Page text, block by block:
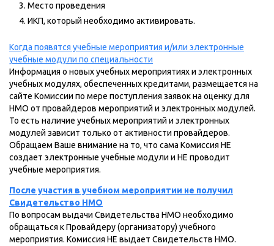
Место проведения
ИКП, который необходимо активировать.
Когда появятся учебные мероприятия и/или электронные
учебные модули по специальности
Информация о новых учебных мероприятиях и электронных
учебных модулях, обеспеченных кредитами, размещается на
сайте Комиссии по мере поступления заявок на оценку для
НМО от провайдеров мероприятий и электронных модулей.
То есть наличие учебных мероприятий и электронных
модулей зависит только от активности провайдеров.
Обращаем Ваше внимание на то, что сама Комиссия НЕ
создает электронные учебные модули и НЕ проводит
учебные мероприятия.
После участия в учебном мероприятии не получил
Свидетельство НМО
По вопросам выдачи Свидетельства НМО необходимо
обращаться к Провайдеру (организатору) учебного
мероприятия. Комиссия НЕ выдает Свидетельств НМО.